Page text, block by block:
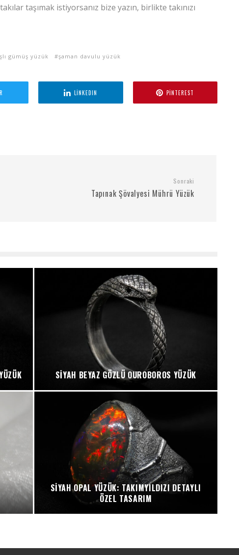
taşımak istiyorsanız bize yazın, birlikte takınızı
gümüş yüzük şaman davulu yüzük
LINKEDIN PINTEREST
Sonraki
Tapınak Şövalyesi Mührü Yüzük
SIYAH BEYAZ GÖZLÜ OUROBOROS YÜZÜK
SIYAH OPAL YÜZÜK: TAKIMYILDIZI DETAYLI
ÖZEL TASARIM